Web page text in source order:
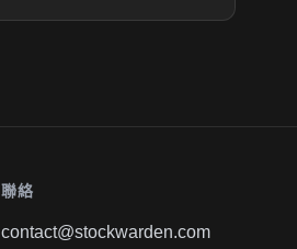
聯絡
contact@stockwarden.com